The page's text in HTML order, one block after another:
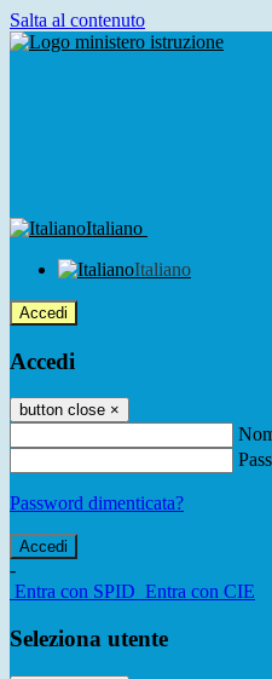
Salta al contenuto
Italiano
Italiano
Accedi
Accedi
button close ×
Password dimenticata?
-
Entra con SPID Entra con CIE
Seleziona utente